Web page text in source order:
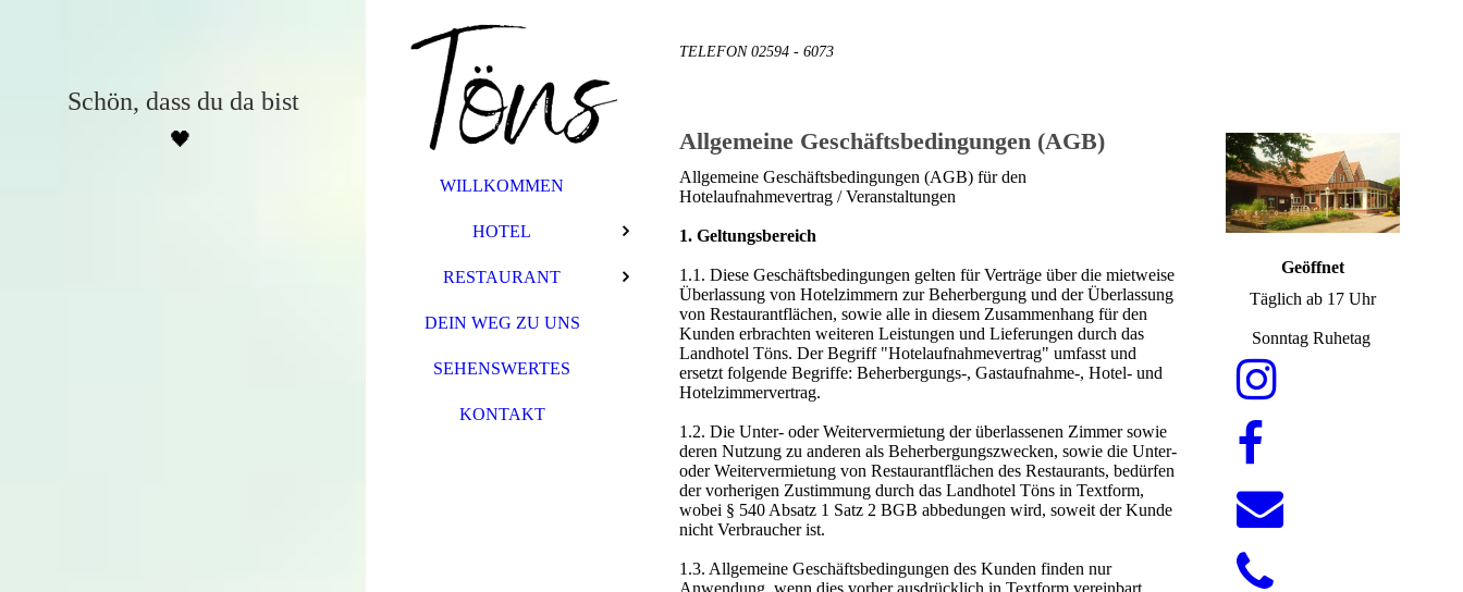
Schön, dass du da bist
🖤
WILLKOMMEN
HOTEL
RESTAURANT
DEIN WEG ZU UNS
SEHENSWERTES
KONTAKT
TELEFON 02594 - 6073
Allgemeine Geschäftsbedingungen (AGB)
Allgemeine Geschäftsbedingungen (AGB) für den
Hotelaufnahmevertrag / Veranstaltungen
1. Geltungsbereich
1.1. Diese Geschäftsbedingungen gelten für Verträge über die mietweise
Überlassung von Hotelzimmern zur Beherbergung und der Überlassung
von Restaurantflächen, sowie alle in diesem Zusammenhang für den
Kunden erbrachten weiteren Leistungen und Lieferungen durch das
Landhotel Töns. Der Begriff "Hotelaufnahmevertrag" umfasst und
ersetzt folgende Begriffe: Beherbergungs-, Gastaufnahme-, Hotel- und
Hotelzimmervertrag.
1.2. Die Unter- oder Weitervermietung der überlassenen Zimmer sowie
deren Nutzung zu anderen als Beherbergungszwecken, sowie die Unter-
oder Weitervermietung von Restaurantflächen des Restaurants, bedürfen
der vorherigen Zustimmung durch das Landhotel Töns in Textform,
wobei § 540 Absatz 1 Satz 2 BGB abbedungen wird, soweit der Kunde
nicht Verbraucher ist.
1.3. Allgemeine Geschäftsbedingungen des Kunden finden nur
Geöffnet
Täglich ab 17 Uhr
Sonntag Ruhetag